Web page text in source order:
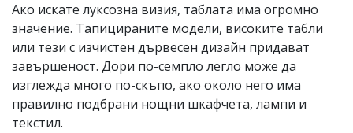
Ако искате луксозна визия, таблата има огромно
значение. Тапицираните модели, високите табли
или тези с изчистен дървесен дизайн придават
завършеност. Дори по-семпло легло може да
изглежда много по-скъпо, ако около него има
правилно подбрани нощни шкафчета, лампи и
текстил.